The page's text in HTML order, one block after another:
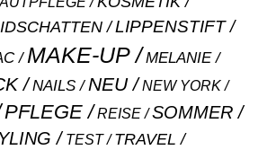
LIPPENSTIFT
MAKE-UP MELANIE
NAILS NEU NEW YORK
PFLEGE REISE SOMMER
TEST TRAVEL